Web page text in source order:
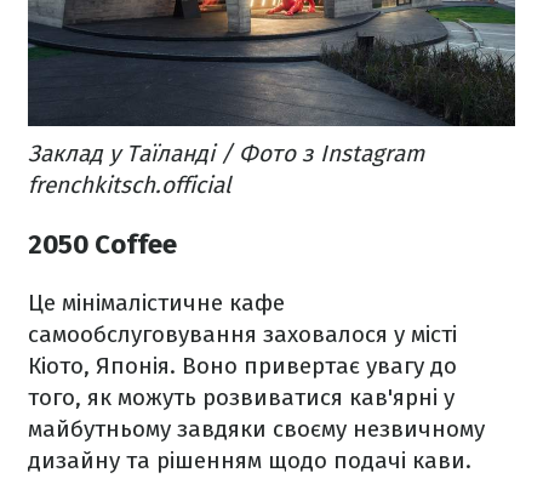
Заклад у Таїланді / Фото з Instagram
frenchkitsch.official
2050 Coffee
Це мінімалістичне кафе
самообслуговування заховалося у місті
Кіото, Японія. Воно привертає увагу до
того, як можуть розвиватися кав'ярні у
майбутньому завдяки своєму незвичному
дизайну та рішенням щодо подачі кави.